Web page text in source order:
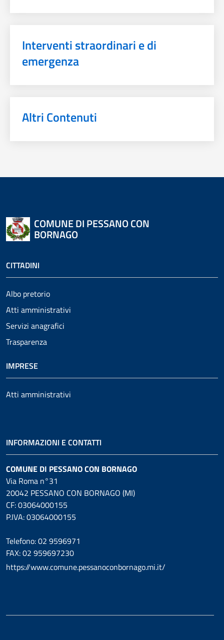
Interventi straordinari e di
emergenza
Altri Contenuti
COMUNE DI PESSANO CON
BORNAGO
CITTADINI
Albo pretorio
Atti amministrativi
Servizi anagrafici
Trasparenza
IMPRESE
Atti amministrativi
INFORMAZIONI E CONTATTI
COMUNE DI PESSANO CON BORNAGO
Via Roma n°31
20042 PESSANO CON BORNAGO (MI)
CF: 03064000155
P.IVA: 03064000155
Telefono: 02 9596971
FAX: 02 959697230
https://www.comune.pessanoconbornago.mi.it/